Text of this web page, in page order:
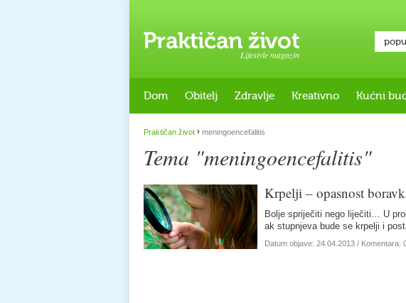
Lifestyle magazin
Dom Obitelj Zdravlje Kreativno Kućni
Praktičan život › meningoencefalitis
Tema "meningoencefalitis"
Krpelji – opasnost
Bolje spriječiti nego liječiti… U
ak stupnjeva bude se krpelji i
Datum objave: 24.04.2013 / Komentara: